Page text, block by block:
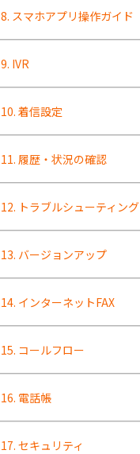
8. スマホアプリ操作ガイド
9. IVR
10. 着信設定
11. 履歴・状況の確認
12. トラブルシューティング
13. バージョンアップ
14. インターネットFAX
15. コールフロー
16. 電話帳
17. セキュリティ